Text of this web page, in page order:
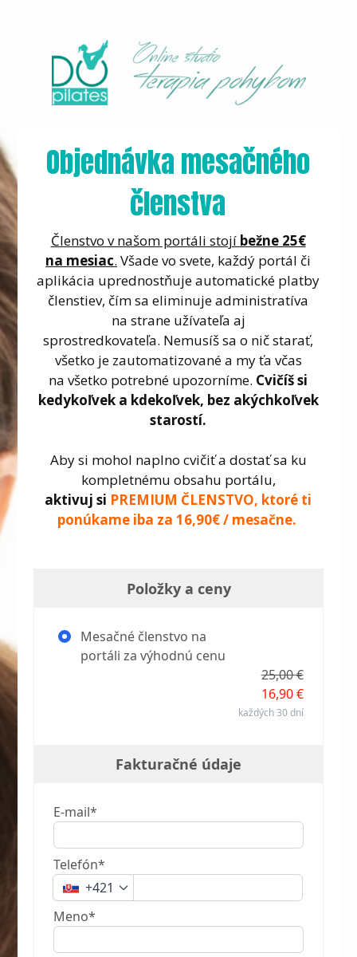
Objednávka mesačného
členstva
Členstvo v našom portáli stojí bežne 25€
na mesiac. Všade vo svete, každý portál či
aplikácia uprednostňuje automatické platby
členstiev, čím sa eliminuje administratíva
na strane užívateľa aj
sprostredkovateľa. Nemusíš sa o nič starať,
všetko je zautomatizované a my ťa včas
na všetko potrebné upozorníme. Cvičíš si
kedykoľvek a kdekoľvek, bez akýchkoľvek
starostí.
Aby si mohol naplno cvičiť a dostať sa ku
kompletnému obsahu portálu,
aktivuj si PREMIUM ČLENSTVO, ktoré ti
ponúkame iba za 16,90€ / mesačne.
Položky a ceny
Mesačné členstvo na
portáli za výhodnú cenu
25,00 €
16,90 €
každých 30 dní
Fakturačné údaje
E-mail*
Telefón*
+421
Meno*